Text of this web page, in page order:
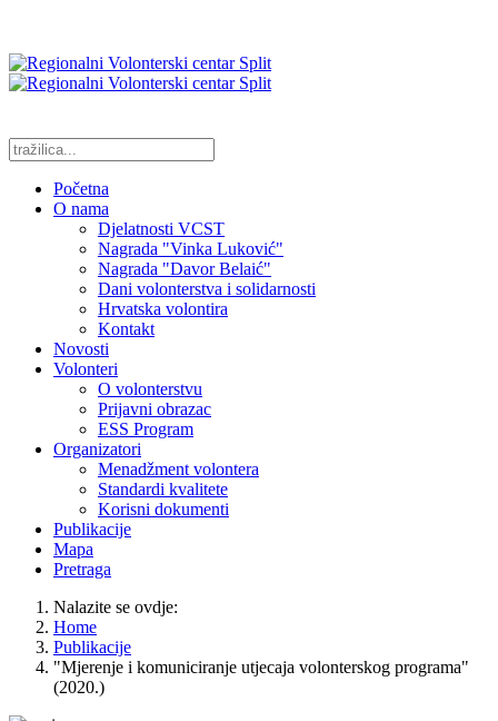
Početna
O nama
Djelatnosti VCST
Nagrada "Vinka Luković"
Nagrada "Davor Belaić"
Dani volonterstva i solidarnosti
Hrvatska volontira
Kontakt
Novosti
Volonteri
O volonterstvu
Prijavni obrazac
ESS Program
Organizatori
Menadžment volontera
Standardi kvalitete
Korisni dokumenti
Publikacije
Mapa
Pretraga
Nalazite se ovdje:
Home
Publikacije
"Mjerenje i komuniciranje utjecaja volonterskog programa"
(2020.)